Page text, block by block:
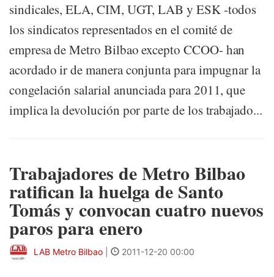
sindicales, ELA, CIM, UGT, LAB y ESK -todos
los sindicatos representados en el comité de
empresa de Metro Bilbao excepto CCOO- han
acordado ir de manera conjunta para impugnar la
congelación salarial anunciada para 2011, que
implica la devolución por parte de los trabajado...
Trabajadores de Metro Bilbao
ratifican la huelga de Santo
Tomás y convocan cuatro nuevos
paros para enero
LAB Metro Bilbao 2011-12-20 00:00